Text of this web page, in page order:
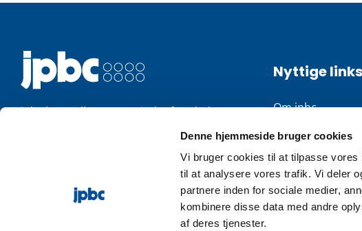
Denne hjemmeside bruger cookies
Vi bruger cookies til at tilpasse
til at analysere vores trafik. Vi deler
partnere inden for sociale medier,
kombinere disse data med andre
af deres tjenester.
jpbc løser alle opgaver indenfor plade- og
rørbearbejdning med præcision,
fleksibilitet og top-proffesionel rådgivning.
Nyttige links
Om jpbc
Produkter
Historie
Blog og nyheder